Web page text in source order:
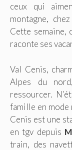
ceux qui
montagne,
Cette semaine,
raconte ses
Val Cenis,
Alpes du
ressourcer.
famille en mode
Cenis est une
en tgv depuis
train, des